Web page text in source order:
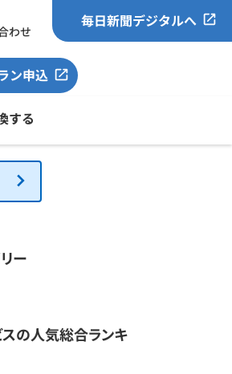
わせ
ン申込
毎日新聞デジタルへ
する
ー
スの人気総合ランキ